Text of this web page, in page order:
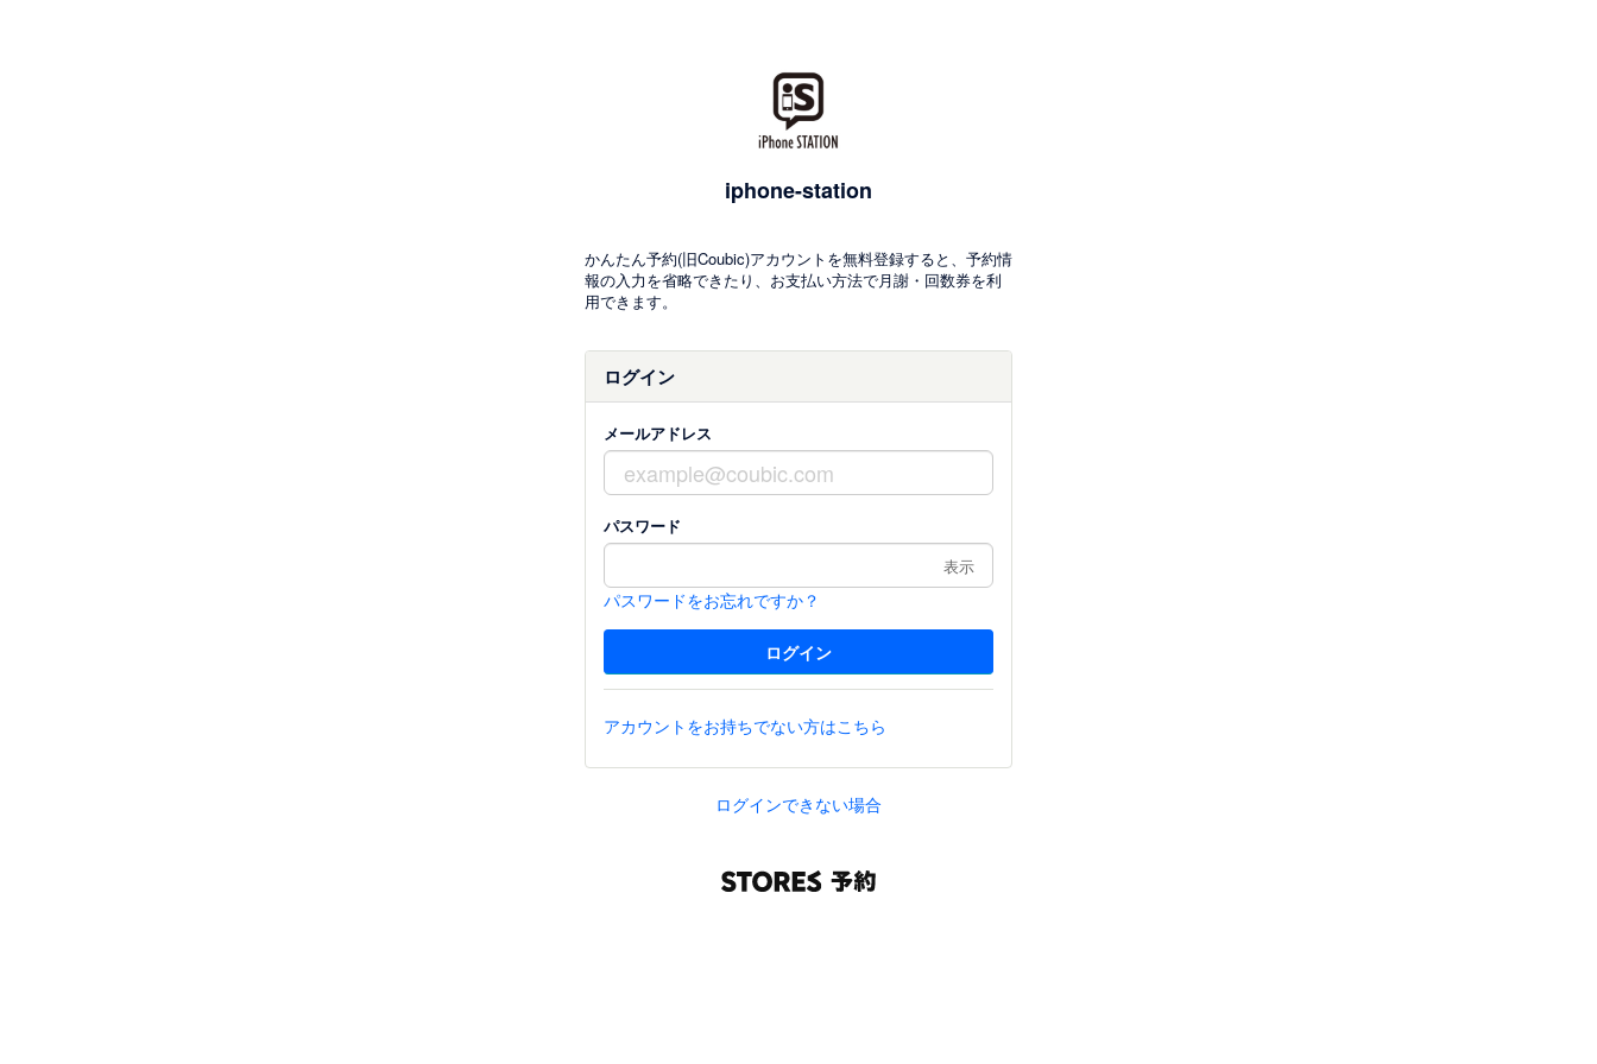
iphone-station
かんたん予約(旧Coubic)アカウントを無料登録すると、予約情
報の入力を省略できたり、お支払い方法で月謝・回数券を利
用できます。
ログイン
メールアドレス
パスワード
表示
パスワードをお忘れですか？
アカウントをお持ちでない方はこちら
ログインできない場合